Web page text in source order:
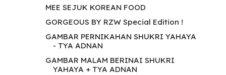
MEE SEJUK KOREAN FOOD
GORGEOUS BY RZW Special Edition !
GAMBAR PERNIKAHAN SHUKRI YAHAYA
- TYA ADNAN
GAMBAR MALAM BERINAI SHUKRI
YAHAYA + TYA ADNAN